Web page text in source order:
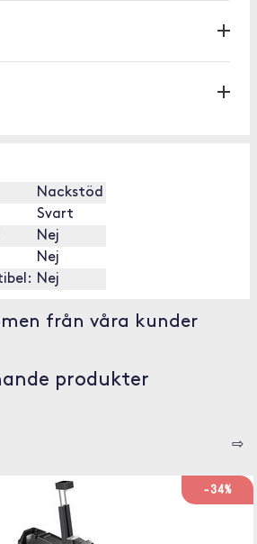
Nackstöd
Svart
Nej
Nej
Nej
från våra kunder
produkter
⇨
-34%